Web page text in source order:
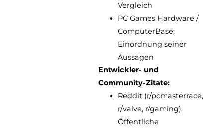
Vergleich
PC Games Hardware /
ComputerBase:
Einordnung seiner
Aussagen
Entwickler- und
Community-Zitate:
Reddit (r/pcmasterrace,
r/valve, r/gaming):
Öffentliche